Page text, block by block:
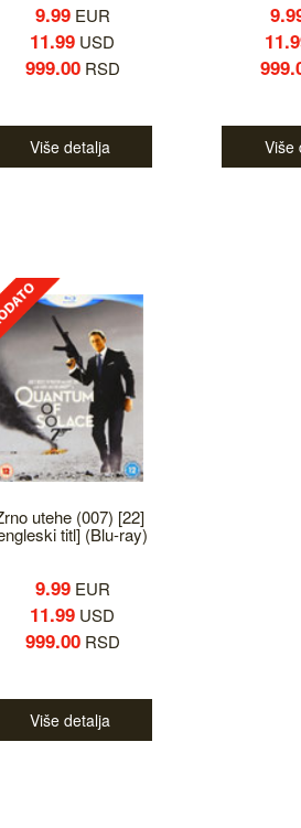
9.99EUR
11.99 USD
999.00RSD
Više detalja Više
utehe (007) [22]
titl] (Blu-ray)
9.99EUR
11.99 USD
999.00RSD
Više detalja